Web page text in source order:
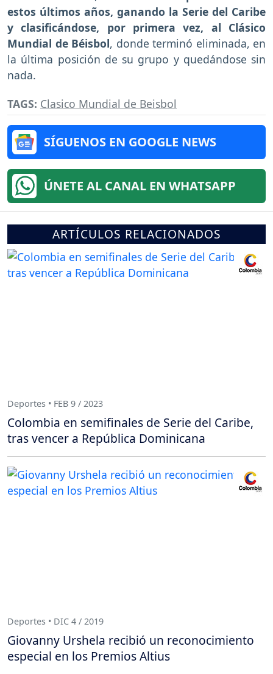
estos últimos años, ganando la Serie del Caribe
y clasificándose, por primera vez, al Clásico
Mundial de Béisbol, donde terminó eliminada, en
la última posición de su grupo y quedándose sin
nada.
TAGS: Clasico Mundial de Beisbol
SÍGUENOS EN GOOGLE NEWS
ÚNETE AL CANAL EN WHATSAPP
ARTÍCULOS RELACIONADOS
Deportes • FEB 9 / 2023
Colombia en semifinales de Serie del Caribe,
tras vencer a República Dominicana
Deportes • DIC 4 / 2019
Giovanny Urshela recibió un reconocimiento
especial en los Premios Altius